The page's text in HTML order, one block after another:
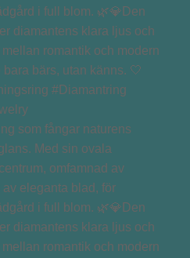
som fångar naturens
Med sin ovala
omfamnad av
eleganta blad, för
i full blom. 🌿💎Den
diamantens klara ljus och
romantik och modern